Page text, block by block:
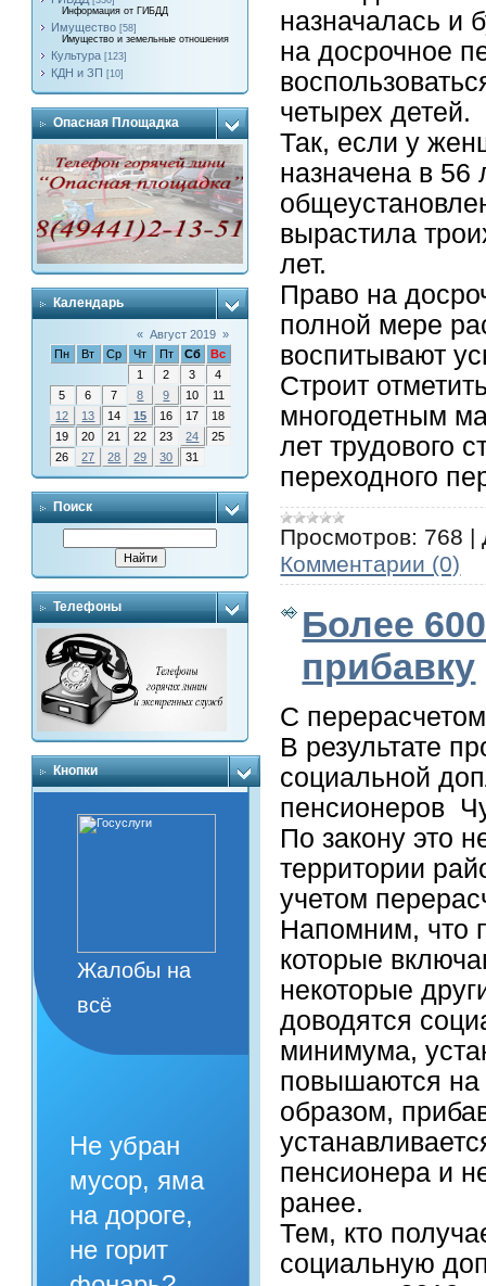
Информация от ГИБДД
Имущество [58]
Имущество и земельные отношения
Культура [123]
КДН и ЗП [10]
Опасная Площадка
Календарь
« Август 2019 »
Пн
Вт Ср Чт Пт Сб
Вс
1
2 3
4
5
6 7 8 9 10
11
12
13 14 15 16 17
18
19
20 21 22 23 24
25
26
27 28 29 30 31
Поиск
Телефоны
Кнопки
Жалобы на
всё
Не убран
мусор, яма
на дороге,
не горит
назначалась и
на досрочное
четырех детей.
Так, если у
назначена в 56
вырастила
лет.
Право на
полной мере
воспитывают
Строит
многодетным
лет трудового
переходного
Просмотров: 768 |
Комментарии (0)
Более
прибавку
С
В результате
социальной
пенсионеров
По закону это
территории
учетом
Напомним, что
которые
некоторые
доводятся
минимума,
повышаются на
образом,
пенсионера и
ранее.
Тем, кто
социальную